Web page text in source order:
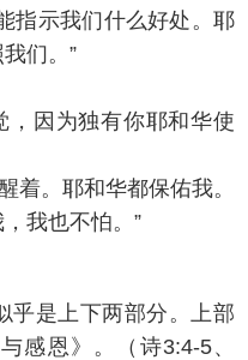
指示我们什么好处。耶
们。”
，因为独有你耶和华使
着。耶和华都保佑我。
我也不怕。”
乎是上下两部分。上部
感恩》。（诗3:4-5、